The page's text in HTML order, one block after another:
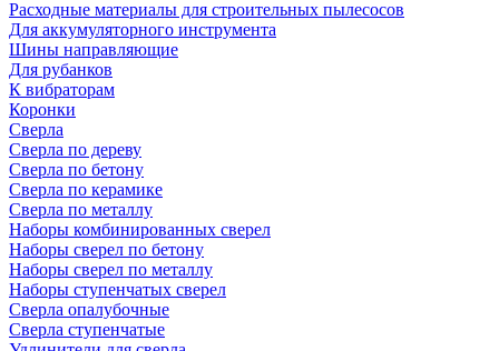
Расходные материалы для строительных пылесосов
Для аккумуляторного инструмента
Шины направляющие
Для рубанков
К вибраторам
Коронки
Сверла
Сверла по дереву
Сверла по бетону
Сверла по керамике
Сверла по металлу
Наборы комбинированных сверел
Наборы сверел по бетону
Наборы сверел по металлу
Наборы ступенчатых сверел
Сверла опалубочные
Сверла ступенчатые